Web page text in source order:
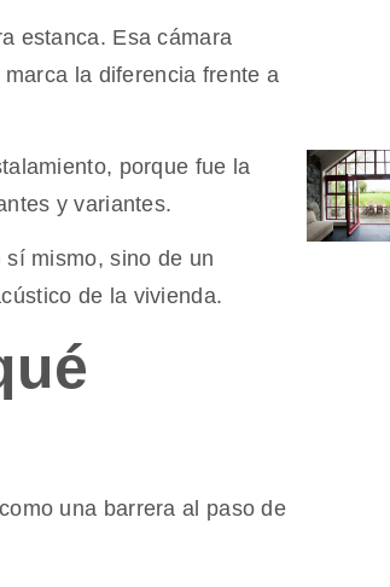
estanca. Esa cámara
la diferencia frente a
porque fue la
y variantes.
mismo, sino de un
de la vivienda.
una barrera al paso de